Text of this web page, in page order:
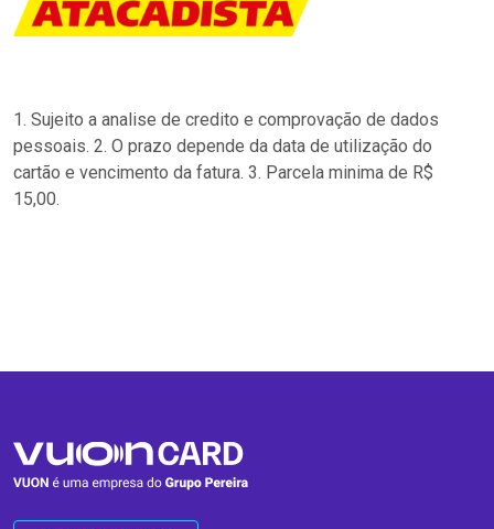
1. Sujeito a analise de credito e comprovação de dados
pessoais. 2. O prazo depende da data de utilização do
cartão e vencimento da fatura. 3. Parcela minima de R$
15,00.